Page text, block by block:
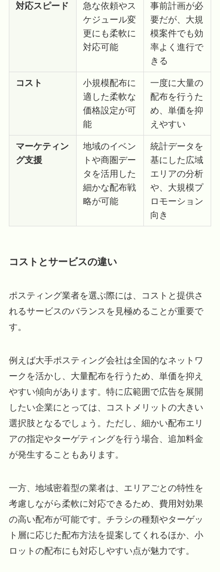
対応スピード
急な依頼やス
ケジュール変
更にも柔軟に
対応可能
事前計画が必
要だが、大規
模案件でも効
率よく進行で
きる
コスト
小規模配布に
適した柔軟な
価格設定が可
能
一度に大量の
配布を行うた
め、単価を抑
えやすい
マーケティン
グ支援
地域のイベン
トや商圏デー
タを活用した
細かな配布戦
略が可能
統計データを
基にした広域
エリアの分析
や、大規模プ
ロモーション
向き
コストとサービスの違い
ポスティング業者を選ぶ際には、コストと提供さ
れるサービスのバランスを見極めることが重要で
す。
例えば大手ポスティング会社は全国的なネットワ
ークを活かし、大量配布を行うため、単価を抑え
やすい傾向があります。特に広範囲で広告を展開
したい企業にとっては、コストメリットの大きい
選択肢となるでしょう。ただし、細かい配布エリ
アの指定やターゲティングを行う場合、追加料金
が発生することもあります。
一方、地域密着型の業者は、エリアごとの特性を
考慮しながら柔軟に対応できるため、費用対効果
の高い配布が可能です。チラシの種類やターゲッ
ト層に応じた配布方法を提案してくれるほか、小
ロットの配布にも対応しやすい点が魅力です。